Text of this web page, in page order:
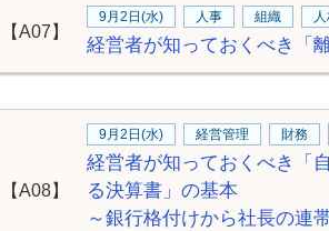
【A07】
9月2日(水) 人事 組織
経営者が知っておくべき「
【A08】
9月2日(水) 経営管理 財務
経営者が知っておくべき「
る決算書」の基本
～銀行格付けから社長の連